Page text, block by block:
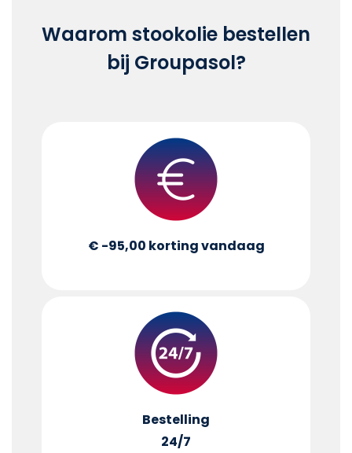
Waarom stookolie bestellen
bij Groupasol?
€ -95,00 korting vandaag
Bestelling
24/7